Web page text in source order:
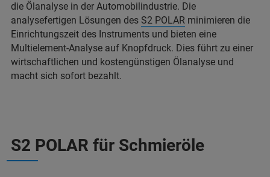
die Ölanalyse in der Automobilindustrie. Die
analysefertigen Lösungen des S2 POLAR minimieren die
Einrichtungszeit des Instruments und bieten eine
Multielement-Analyse auf Knopfdruck. Dies führt zu einer
wirtschaftlichen und kostengünstigen Ölanalyse und
macht sich sofort bezahlt.
S2 POLAR für Schmieröle